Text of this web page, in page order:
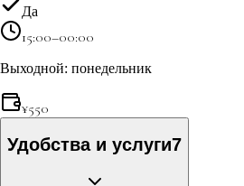
Да
15:00–00:00
Выходной: понедельник
¥550
Удобства и услуги7